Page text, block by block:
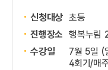
신청대상 초등
진행장소 행복누림
수강일
7월 5일 (
4회기/매